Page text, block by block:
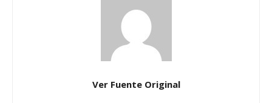
Ver Fuente Original